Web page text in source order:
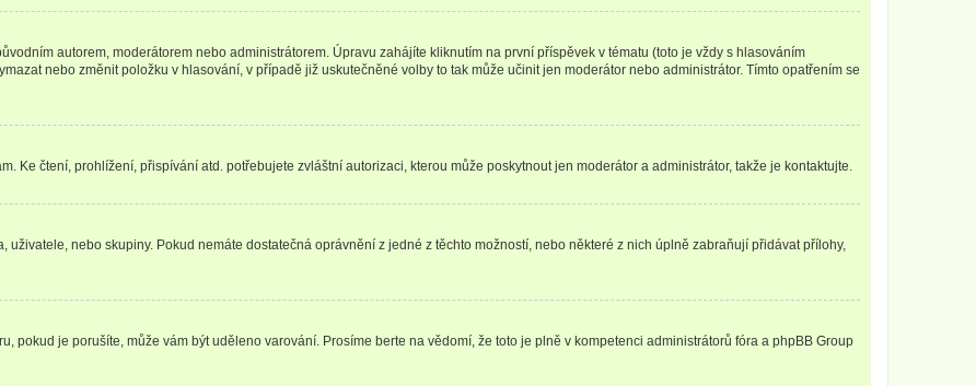
autorem, moderátorem nebo administrátorem. Úpravu zahájíte kliknutím na první příspěvek v tématu (toto je vždy s hlasováním
nebo změnit položku v hlasování, v případě již uskutečněné volby to tak může učinit jen moderátor nebo administrátor. Tímto opatřením se
Ke čtení, prohlížení, přispívání atd. potřebujete zvláštní autorizaci, kterou může poskytnout jen moderátor a administrátor, takže je kontaktujte.
nebo skupiny. Pokud nemáte dostatečná oprávnění z jedné z těchto možností, nebo některé z nich úplně zabraňují přidávat přílohy,
pokud je porušíte, může vám být uděleno varování. Prosíme berte na vědomí, že toto je plně v kompetenci administrátorů fóra a phpBB Group